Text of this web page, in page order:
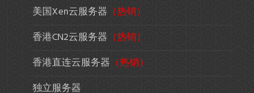
美国Xen云服务器 （热销）
香港CN2云服务器 （热销）
香港直连云服务器 （热销）
独立服务器